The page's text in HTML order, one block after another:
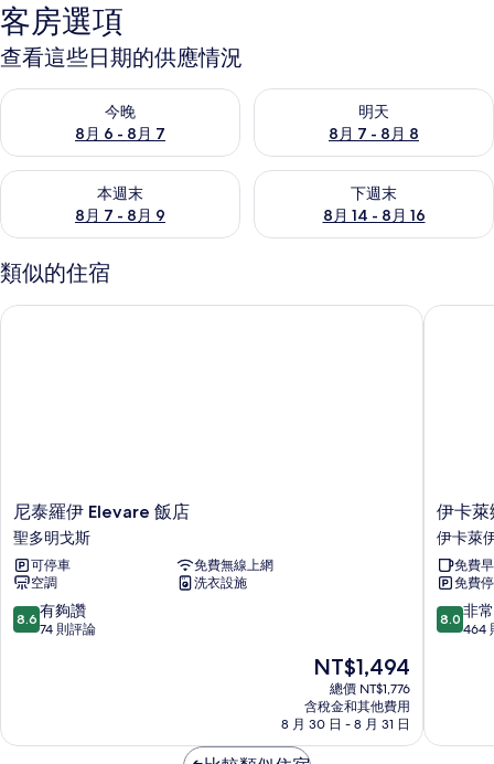
客房選項
查看這些日期的供應情況
今晚
8月 6 - 8月 7
查看今晚 (8月 6 - 8月 7) 的供應情況
明天
8月 7 - 8月 8
查看明天 (8月 7 - 8月 8) 的供
本週末
8月 7 - 8月 9
查看本週末 (8月 7 - 8月 9) 的供應情況
下週末
8月 14 - 8月 16
查看下週末 (8月 14 - 8月 16)
類似的住宿
尼
泰
羅
伊
Elevare
飯
店
尼泰羅伊 Elevare 飯店
聖多明戈斯
可停車
免費無線上網
空調
洗衣設施
8.6
分，
夠
8.6 有夠讚
74 則評論
現
價
格
為
NT$1,494
總價 NT$1,776
含稅金和其他費用
8 月 30 日 - 8 月 31 日
尼泰羅伊 Elevare 飯店
伊
卡
萊
鄉
村
飯
店
伊卡萊
伊卡萊
免費
免費
8.0
分，
常
8.0 非
464
伊卡萊